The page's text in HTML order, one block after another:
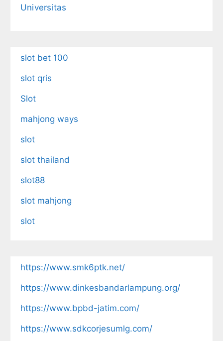
Universitas
slot bet 100
slot qris
Slot
mahjong ways
slot
slot thailand
slot88
slot mahjong
slot
https://www.smk6ptk.net/
https://www.dinkesbandarlampung.org/
https://www.bpbd-jatim.com/
https://www.sdkcorjesumlg.com/